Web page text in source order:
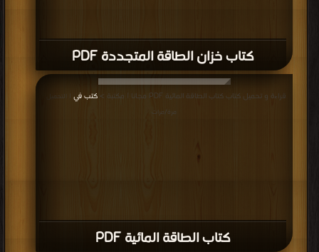
كتاب خزان الطاقة المتجددة PDF
كتاب الطاقة المائية PDF
قراءة و تحميل كتاب كتاب الطاقة المائية PDF مجانا | مكتبة > كتب في
| التحميل :
مرة/مرات